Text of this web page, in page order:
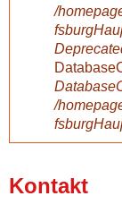
l
d
u
g
/
/
Kontakt